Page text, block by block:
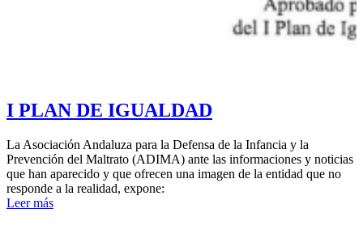
I PLAN DE IGUALDAD
La Asociación Andaluza para la Defensa de la Infancia y la
Prevención del Maltrato (ADIMA) ante las informaciones y noticias
que han aparecido y que ofrecen una imagen de la entidad que no
responde a la realidad, expone:
Leer más